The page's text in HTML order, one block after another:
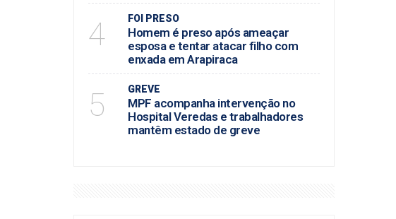
4 FOI PRESO
Homem é preso após ameaçar
esposa e tentar atacar filho com
enxada em Arapiraca
5 GREVE
MPF acompanha intervenção no
Hospital Veredas e trabalhadores
mantêm estado de greve